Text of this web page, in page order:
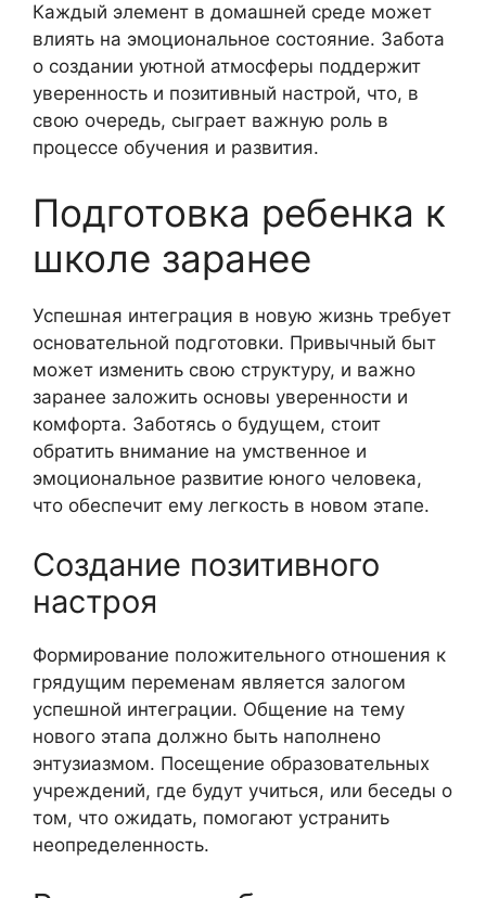
Каждый элемент в домашней среде может
влиять на эмоциональное состояние. Забота
о создании уютной атмосферы поддержит
уверенность и позитивный настрой, что, в
свою очередь, сыграет важную роль в
процессе обучения и развития.
Подготовка ребенка к
школе заранее
Успешная интеграция в новую жизнь требует
основательной подготовки. Привычный быт
может изменить свою структуру, и важно
заранее заложить основы уверенности и
комфорта. Заботясь о будущем, стоит
обратить внимание на умственное и
эмоциональное развитие юного человека,
что обеспечит ему легкость в новом этапе.
Создание позитивного
настроя
Формирование положительного отношения к
грядущим переменам является залогом
успешной интеграции. Общение на тему
нового этапа должно быть наполнено
энтузиазмом. Посещение образовательных
учреждений, где будут учиться, или беседы о
том, что ожидать, помогают устранить
неопределенность.